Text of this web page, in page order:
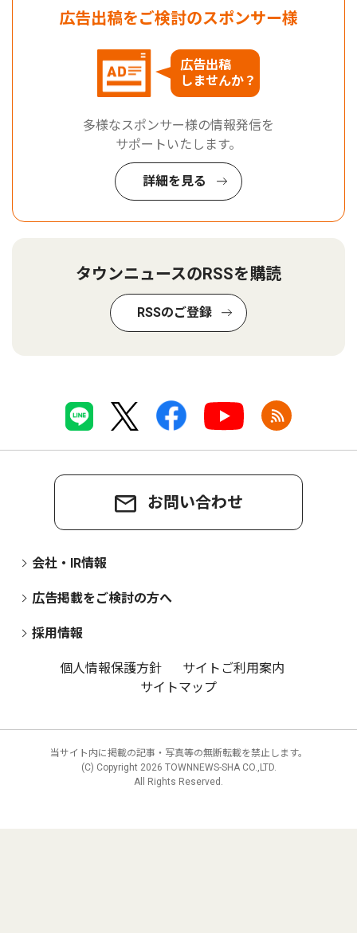
広告出稿をご検討のスポンサー様
広告出稿
しませんか？
多様なスポンサー様の情報発信を
サポートいたします。
詳細を見る
タウンニュースのRSSを購読
RSSのご登録
お問い合わせ
会社・IR情報
広告掲載をご検討の方へ
採用情報
個人情報保護方針
サイトご利用案内
サイトマップ
当サイト内に掲載の記事・写真等の無断転載を禁止します。
(C) Copyright 2026 TOWNNEWS-SHA CO.,LTD.
All Rights Reserved.